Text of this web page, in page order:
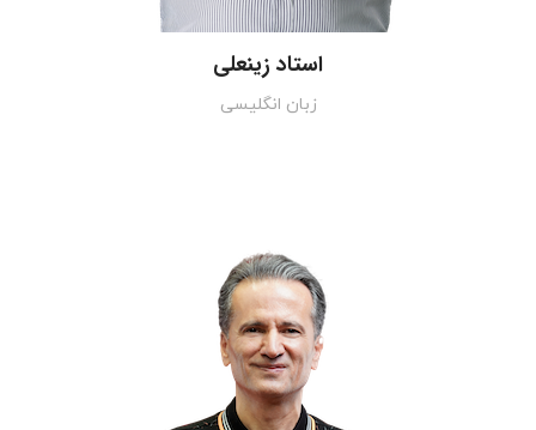
استاد زینعلی
زبان انگلیسی